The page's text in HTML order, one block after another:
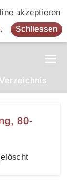
akzeptieren
. Schliessen
80-